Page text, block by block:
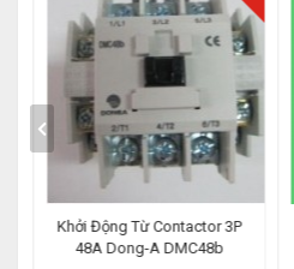
Khởi Động Từ Contactor 3P
48A Dong-A DMC48b